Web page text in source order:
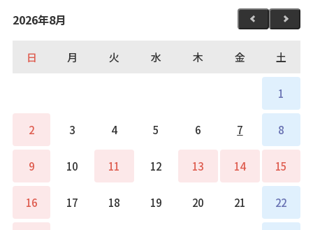
2026年8月
日 月 火 水 木 金 土
1
2 3 4 5 6 7 8
9 10 11 12 13 14 15
16 17 18 19 20 21 22